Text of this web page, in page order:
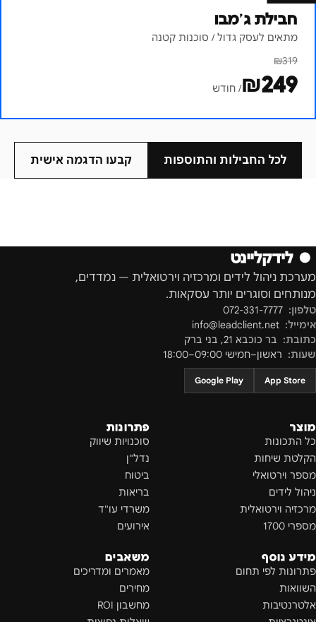
חבילת ג׳מבו
מתאים לעסק גדול / סוכנות קטנה
₪319
₪249 / חודש
לכל החבילות והתוספות קבעו הדגמה אישית
● לידקליינט
מערכת ניהול לידים ומרכזיה וירטואלית — נמדדים,
מנותחים וסוגרים יותר עסקאות.
טלפון: 072-331-7777
אימייל: info@leadclient.net
כתובת: בר כוכבא 21 , בני ברק
שעות: ראשון–חמישי 09:00–18:00
App Store
Google Play
מוצר
כל התכונות
הקלטת שיחות
מספר וירטואלי
ניהול לידים
מרכזיה וירטואלית
מספרי 1700
פתרונות
סוכנויות שיווק
נדל"ן
ביטוח
בריאות
משרדי עו"ד
אירועים
מידע נוסף
פתרונות לפי תחום
השוואות
אלטרנטיבות
משאבים
מאמרים ומדריכים
מחירים
מחשבון ROI